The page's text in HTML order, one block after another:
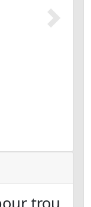
Suivant
trou